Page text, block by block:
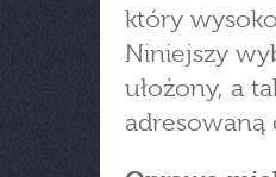
który
Niniejszy
ułożony, a
adresowaną